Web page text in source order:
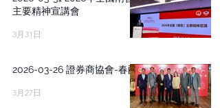
主要精神宣講會
3月31日
2026-03-26 證券商協會-春酌
3月27日